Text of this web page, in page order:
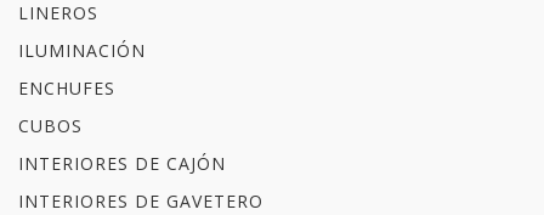
LINEROS
ILUMINACIÓN
ENCHUFES
CUBOS
INTERIORES DE CAJÓN
INTERIORES DE GAVETERO